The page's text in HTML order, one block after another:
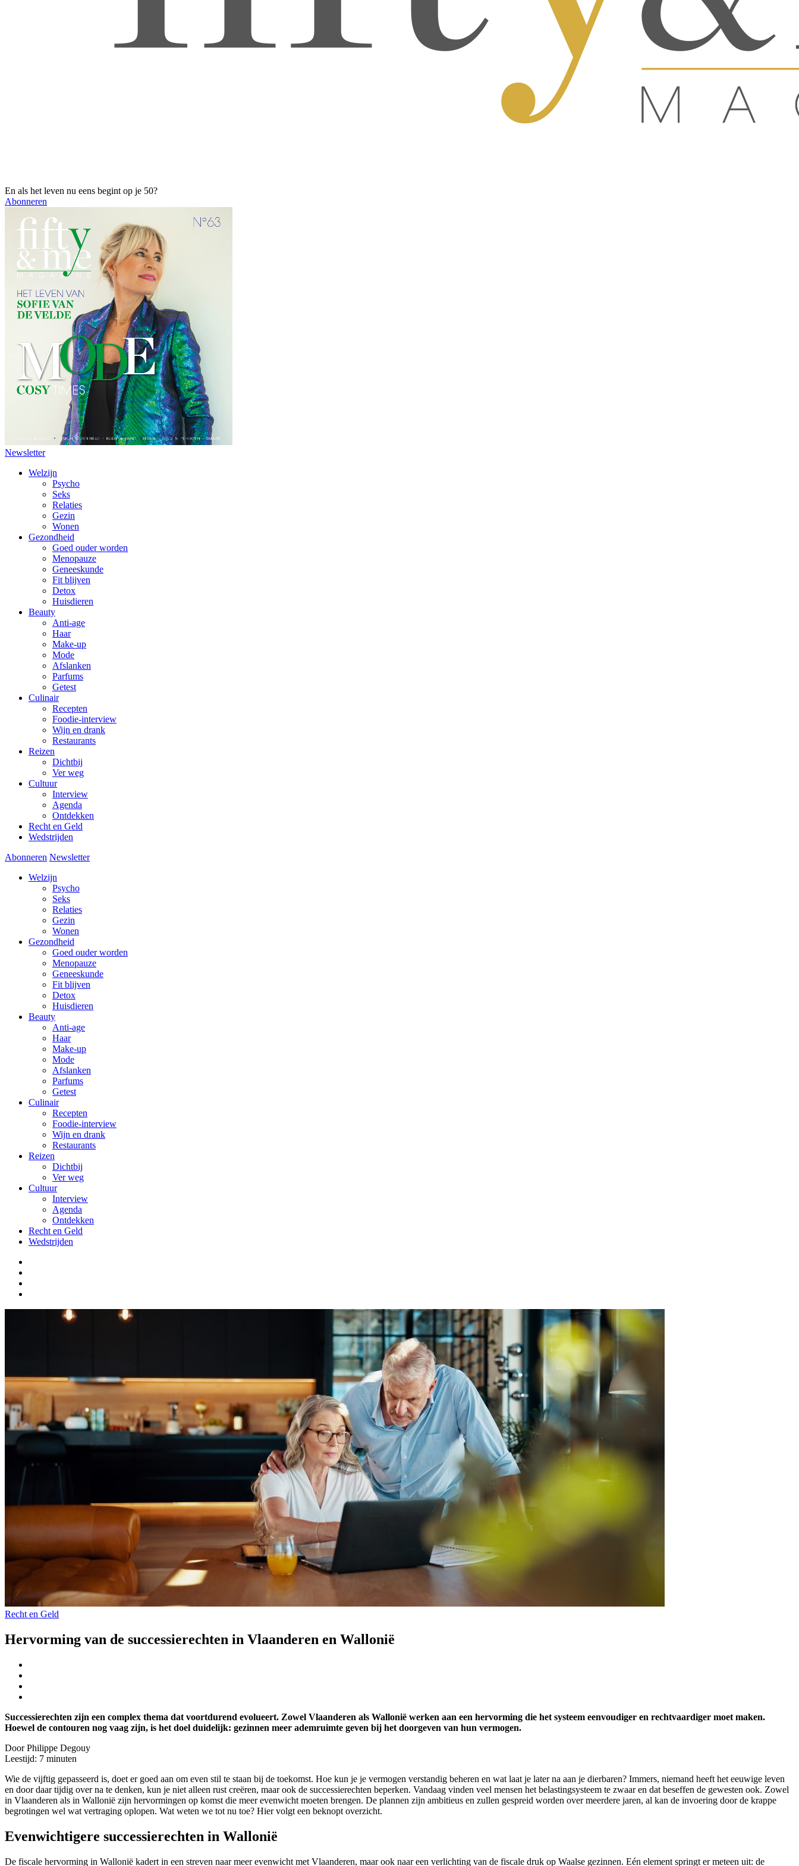
En als het leven nu eens begint op je 50?
Abonneren
Newsletter
Welzijn
Psycho
Seks
Relaties
Gezin
Wonen
Gezondheid
Goed ouder worden
Menopauze
Geneeskunde
Fit blijven
Detox
Huisdieren
Beauty
Anti-age
Haar
Make-up
Mode
Afslanken
Parfums
Getest
Culinair
Recepten
Foodie-interview
Wijn en drank
Restaurants
Reizen
Dichtbij
Ver weg
Cultuur
Interview
Agenda
Ontdekken
Recht en Geld
Wedstrijden
Abonneren Newsletter
Welzijn
Psycho
Seks
Relaties
Gezin
Wonen
Gezondheid
Goed ouder worden
Menopauze
Geneeskunde
Fit blijven
Detox
Huisdieren
Beauty
Anti-age
Haar
Make-up
Mode
Afslanken
Parfums
Getest
Culinair
Recepten
Foodie-interview
Wijn en drank
Restaurants
Reizen
Dichtbij
Ver weg
Cultuur
Interview
Agenda
Ontdekken
Recht en Geld
Wedstrijden
Recht en Geld
Hervorming van de successierechten in Vlaanderen en Wallonië
Successierechten zijn een complex thema dat voortdurend evolueert. Zowel Vlaanderen als Wallonië werken aan een hervorming die het systeem eenvoudiger en rechtvaardiger moet maken.
Hoewel de contouren nog vaag zijn, is het doel duidelijk: gezinnen meer ademruimte geven bij het doorgeven van hun vermogen.
Door Philippe Degouy
Leestijd: 7 minuten
Wie de vijftig gepasseerd is, doet er goed aan om even stil te staan bij de toekomst. Hoe kun je je vermogen verstandig beheren en wat laat je later na aan je dierbaren? Immers, niemand heeft het eeuwige leven
en door daar tijdig over na te denken, kun je niet alleen rust creëren, maar ook de successierechten beperken. Vandaag vinden veel mensen het belastingsysteem te zwaar en dat beseffen de gewesten ook. Zowel
in Vlaanderen als in Wallonië zijn hervormingen op komst die meer evenwicht moeten brengen. De plannen zijn ambitieus en zullen gespreid worden over meerdere jaren, al kan de invoering door de krappe
begrotingen wel wat vertraging oplopen. Wat weten we tot nu toe? Hier volgt een beknopt overzicht.
Evenwichtigere successierechten in Wallonië
De fiscale hervorming in Wallonië kadert in een streven naar meer evenwicht met Vlaanderen, maar ook naar een verlichting van de fiscale druk op Waalse gezinnen. Eén element springt er meteen uit: de